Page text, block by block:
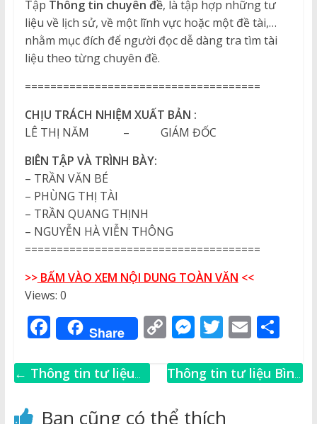
Tập Thông tin chuyên đề, là tập hợp những tư
liệu về lịch sử, về một lĩnh vực hoặc một đề tài,…
nhằm mục đích để người đọc dễ dàng tra tìm tài
liệu theo từng chuyên đề.
=====================================
CHỊU TRÁCH NHIỆM XUẤT BẢN :
LÊ THỊ NĂM – GIÁM ĐỐC
BIÊN TẬP VÀ TRÌNH BÀY:
– TRẦN VĂN BÉ
– PHÙNG THỊ TÀI
– TRẦN QUANG THỊNH
– NGUYỄN HÀ VIỄN THÔNG
=====================================
>>BẤM VÀO XEM NỘI DUNG TOÀN VĂN <<
Views: 0
F
a
c
b
Share C
p
Li
M
ss
n
T
it
r
E
ai
S
ar
← Thông tin tư liệu
2007
Thông tin tư liệu Bình
→
Bạn cũng có thể thích